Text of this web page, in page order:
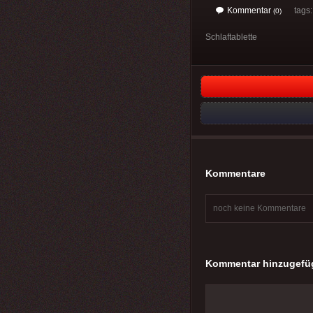
Kommentar (0) tags:
Schlaftablette
Kommentare
noch keine Kommentare
Kommentar